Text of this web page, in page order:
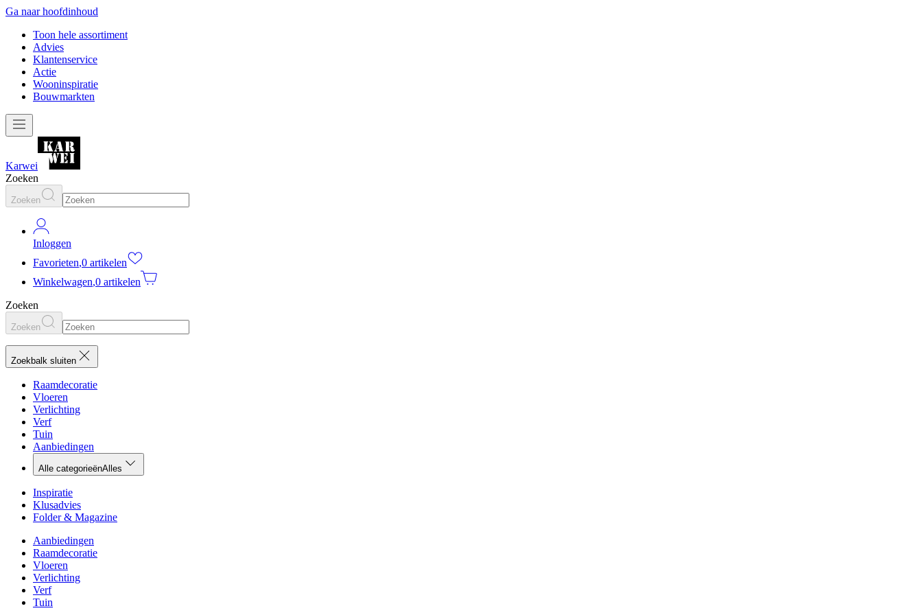
Ga naar hoofdinhoud
Toon hele assortiment
Advies
Klantenservice
Actie
Wooninspiratie
Bouwmarkten
Karwei
Zoeken
Zoeken
Inloggen
Favorieten,0 artikelen
Winkelwagen,0 artikelen
Zoeken
Zoeken
Zoekbalk sluiten
Raamdecoratie
Vloeren
Verlichting
Verf
Tuin
Aanbiedingen
Alle categorieënAlles
Inspiratie
Klusadvies
Folder & Magazine
Aanbiedingen
Raamdecoratie
Vloeren
Verlichting
Verf
Tuin